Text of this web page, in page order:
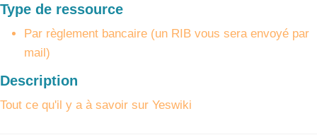
Type de ressource
Par règlement bancaire (un RIB vous sera envoyé par
mail)
Description
Tout ce qu'il y a à savoir sur Yeswiki